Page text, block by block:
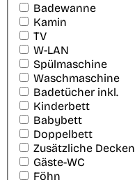
Badewanne
Kamin
TV
W-LAN
Spülmaschine
Waschmaschine
Badetücher inkl.
Kinderbett
Babybett
Doppelbett
Zusätzliche Decken
Gäste-WC
Föhn